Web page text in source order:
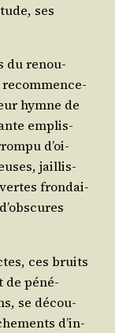
ses
du renou­
recom­men­ce­
hymne de
emplis­
d’oi­
jaillis­
vertes fron­dai­
ces bruits
de péné­
se décou­
d’in­